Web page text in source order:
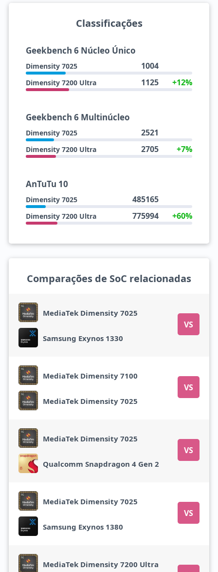
Classificações
Geekbench 6 Núcleo Único
Dimensity 7025 1004
Dimensity 7200 Ultra 1125 +12%
Geekbench 6 Multinúcleo
Dimensity 7025 2521
Dimensity 7200 Ultra 2705 +7%
AnTuTu 10
Dimensity 7025 485165
Dimensity 7200 Ultra 775994 +60%
Comparações de SoC relacionadas
MediaTek Dimensity 7025
VS
Samsung Exynos 1330
MediaTek Dimensity 7100
VS
MediaTek Dimensity 7025
MediaTek Dimensity 7025
VS
Qualcomm Snapdragon 4 Gen 2
MediaTek Dimensity 7025
VS
Samsung Exynos 1380
MediaTek Dimensity 7200 Ultra